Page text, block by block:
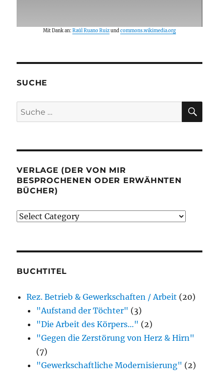
Mit Dank an:Raúl Ruano Ruizundcommons.wikimedia.org
SUCHE
Suche
nach:
VERLAGE (DER VON MIR
BESPROCHENEN ODER ERWÄHNTEN
BÜCHER)
Verlage
besprochenen
erwähnten
Bücher)
BUCHTITEL
Rez. Betrieb & Gewerkschaften / Arbeit (20)
"Aufstand der Töchter" (3)
"Die Arbeit des Körpers…" (2)
"Gegen die Zerstörung von Herz & Hirn"
(7)
"Gewerkschaftliche Modernisierung" (2)